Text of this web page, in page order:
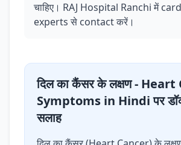
चाहिए। RAJ Hospital Ranchi में
experts से contact करें।
दिल का कैंसर के लक्षण -
Symptoms in Hindi पर
सलाह